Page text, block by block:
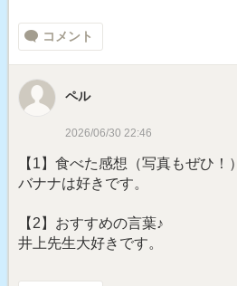
コメント
ペル
2026/06/30 22:46
【1】食べた感想（写真もぜひ！）
バナナは好きです。
【2】おすすめの言葉♪
井上先生大好きです。